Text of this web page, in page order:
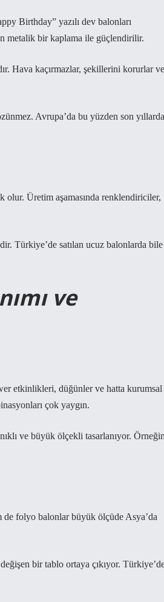
Birthday” yazılı dev balonları
metalik bir kaplama ile güçlendirilir.
Hava kaçırmazlar, şekillerini korurlar ve
Avrupa’da bu yüzden son yıllarda
olur. Üretim aşamasında renklendiriciler,
Türkiye’de satılan ucuz balonlarda bile
ve
etkinlikleri, düğünler ve hatta kurumsal
çok yaygın.
ve büyük ölçekli tasarlanıyor.
folyo balonlar büyük ölçüde Asya’da
bir tablo ortaya çıkıyor.